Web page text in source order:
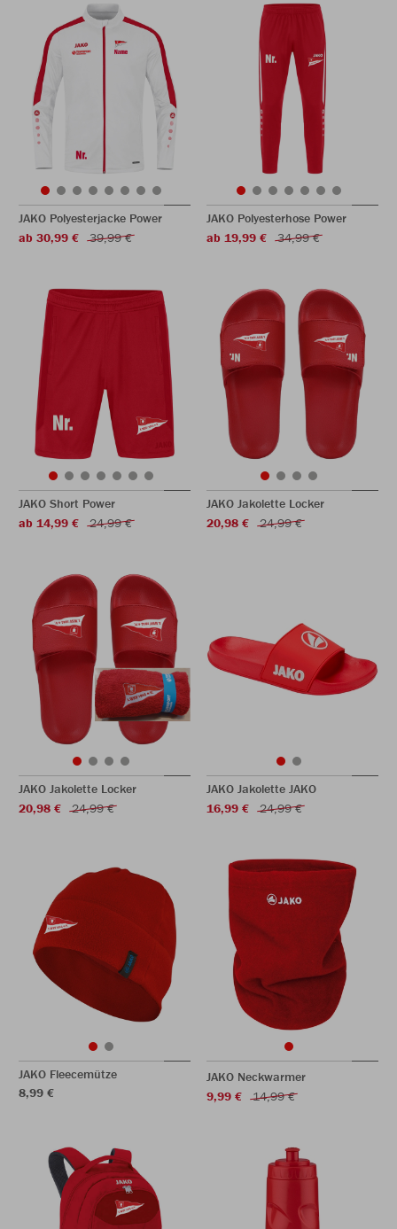
JAKO Polyesterjacke Power
ab 30,99 €
39,99 €
JAKO Polyesterhose Power
ab 19,99 €
34,99 €
JAKO Short Power
ab 14,99 €
24,99 €
JAKO Jakolette Locker
20,98 €
24,99 €
JAKO Jakolette Locker
20,98 €
24,99 €
JAKO Jakolette JAKO
16,99 €
24,99 €
JAKO Fleecemütze
8,99 €
JAKO Neckwarmer
9,99 €
14,99 €